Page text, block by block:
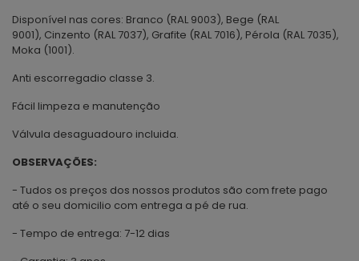
Disponível nas cores: Branco (RAL 9003), Bege (RAL
9001), Cinzento (RAL 7037), Grafite (RAL 7016), Pérola (RAL 7035),
Moka (1001).
Anti escorregadio classe 3.
Fácil limpeza e manutenção
Válvula desaguadouro incluida.
OBSERVAÇÕES:
- Tudos os preços dos nossos produtos são com frete pago
até o seu domicilio com entrega a pé de rua.
- Tempo de entrega: 7-12 dias